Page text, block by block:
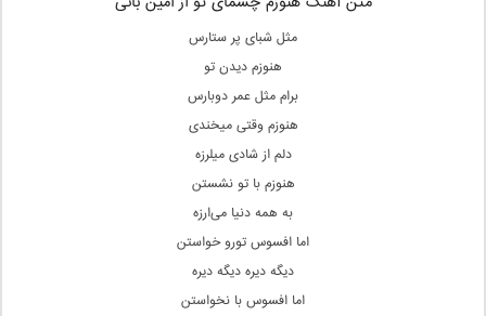
مثل شبای پر ستارس
هنوزم دیدن تو
برام مثل عمر دوبارس
هنوزم وقتی میخندی
دلم از شادی میلرزه
هنوزم با تو نشستن
به همه دنیا می‌ارزه
اما افسوس تورو خواستن
دیگه دیره دیگه دیره
اما افسوس با نخواستن